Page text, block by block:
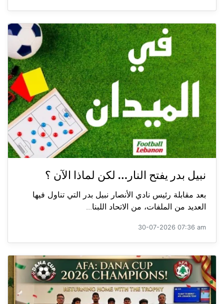
نبيل بدر يفتح النار… لكن لماذا الآن ؟
بعد مقابلة رئيس نادي الأنصار نبيل بدر التي تناول فيها
العديد من الملفات، من الاتحاد اللبنا...
30-07-2026 07:36 am